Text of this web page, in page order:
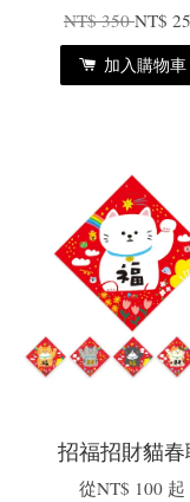
NT$ 350NT$
加入購物車
招福招財貓春
從NT$ 100 起